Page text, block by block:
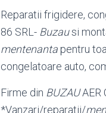
Reparatii frigidere,
86 SRL- Buzausi
mentenanta pentru
congelatoare auto,
Firme din BUZAUAER
*Vanzari/reparatii/